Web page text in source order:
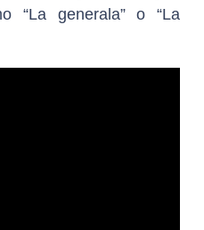
“La generala” o “La